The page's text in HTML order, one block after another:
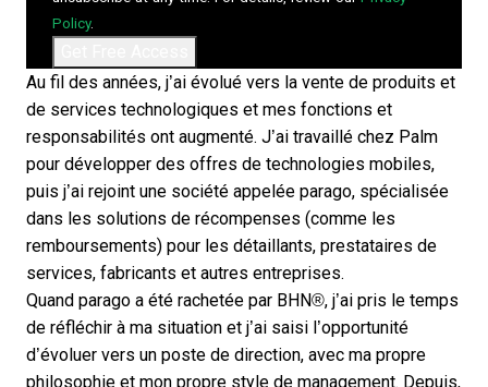
Policy.
Au fil des années, j’ai évolué vers la vente de produits et
de services technologiques et mes fonctions et
responsabilités ont augmenté. J’ai travaillé chez Palm
pour développer des offres de technologies mobiles,
puis j’ai rejoint une société appelée parago, spécialisée
dans les solutions de récompenses (comme les
remboursements) pour les détaillants, prestataires de
services, fabricants et autres entreprises.
Quand parago a été rachetée par BHN®, j’ai pris le temps
de réfléchir à ma situation et j’ai saisi l’opportunité
d’évoluer vers un poste de direction, avec ma propre
philosophie et mon propre style de management. Depuis,